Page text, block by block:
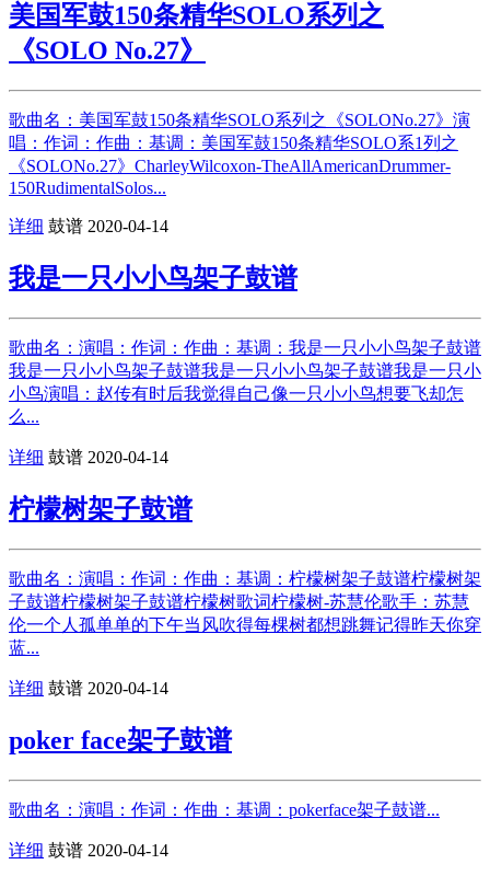
美国军鼓150条精华SOLO系列之
《SOLO No.27》
歌曲名：美国军鼓150条精华SOLO系列之《SOLONo.27》演
唱：作词：作曲：基调：美国军鼓150条精华SOLO系1列之
《SOLONo.27》CharleyWilcoxon-TheAllAmericanDrummer-
150RudimentalSolos...
详细 鼓谱 2020-04-14
我是一只小小鸟架子鼓谱
歌曲名：演唱：作词：作曲：基调：我是一只小小鸟架子鼓谱
我是一只小小鸟架子鼓谱我是一只小小鸟架子鼓谱我是一只小
小鸟演唱：赵传有时后我觉得自己像一只小小鸟想要飞却怎
么...
详细 鼓谱 2020-04-14
柠檬树架子鼓谱
歌曲名：演唱：作词：作曲：基调：柠檬树架子鼓谱柠檬树架
子鼓谱柠檬树架子鼓谱柠檬树歌词柠檬树-苏慧伦歌手：苏慧
伦一个人孤单单的下午当风吹得每棵树都想跳舞记得昨天你穿
蓝...
详细 鼓谱 2020-04-14
poker face架子鼓谱
歌曲名：演唱：作词：作曲：基调：pokerface架子鼓谱...
详细 鼓谱 2020-04-14